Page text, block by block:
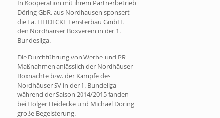
In Kooperation mit ihrem Partnerbetrieb
Döring GbR. aus Nordhausen sponsert
die Fa. HEIDECKE Fensterbau GmbH.
den Nordhäuser Boxverein in der 1.
Bundesliga.
Die Durchführung von Werbe-und PR-
Maßnahmen anlässlich der Nordhäuser
Boxnächte bzw. der Kämpfe des
Nordhäuser SV in der 1. Bundeliga
während der Saison 2014/2015 fanden
bei Holger Heidecke und Michael Döring
große Begeisterung.